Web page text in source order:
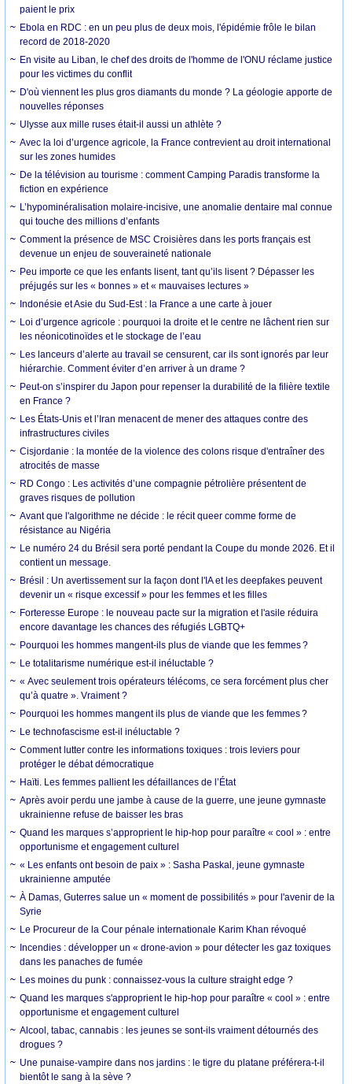
paient le prix
Ebola en RDC : en un peu plus de deux mois, l'épidémie frôle le bilan
record de 2018-2020
En visite au Liban, le chef des droits de l'homme de l'ONU réclame justice
pour les victimes du conflit
D'où viennent les plus gros diamants du monde ? La géologie apporte de
nouvelles réponses
Ulysse aux mille ruses était-il aussi un athlète ?
Avec la loi d’urgence agricole, la France contrevient au droit international
sur les zones humides
De la télévision au tourisme : comment Camping Paradis transforme la
fiction en expérience
L’hypominéralisation molaire-incisive, une anomalie dentaire mal connue
qui touche des millions d’enfants
Comment la présence de MSC Croisières dans les ports français est
devenue un enjeu de souveraineté nationale
Peu importe ce que les enfants lisent, tant qu’ils lisent ? Dépasser les
préjugés sur les « bonnes » et « mauvaises lectures »
Indonésie et Asie du Sud-Est : la France a une carte à jouer
Loi d’urgence agricole : pourquoi la droite et le centre ne lâchent rien sur
les néonicotinoïdes et le stockage de l’eau
Les lanceurs d’alerte au travail se censurent, car ils sont ignorés par leur
hiérarchie. Comment éviter d’en arriver à un drame ?
Peut-on s’inspirer du Japon pour repenser la durabilité de la filière textile
en France ?
Les États-Unis et l’Iran menacent de mener des attaques contre des
infrastructures civiles
Cisjordanie : la montée de la violence des colons risque d'entraîner des
atrocités de masse
RD Congo : Les activités d’une compagnie pétrolière présentent de
graves risques de pollution
Avant que l'algorithme ne décide : le récit queer comme forme de
résistance au Nigéria
Le numéro 24 du Brésil sera porté pendant la Coupe du monde 2026. Et il
contient un message.
Brésil : Un avertissement sur la façon dont l'IA et les deepfakes peuvent
devenir un « risque excessif » pour les femmes et les filles
Forteresse Europe : le nouveau pacte sur la migration et l'asile réduira
encore davantage les chances des réfugiés LGBTQ+
Pourquoi les hommes mangent-ils plus de viande que les femmes ?
Le totalitarisme numérique est-il inéluctable ?
« Avec seulement trois opérateurs télécoms, ce sera forcément plus cher
qu’à quatre ». Vraiment ?
Pourquoi les hommes mangent ils plus de viande que les femmes ?
Le technofascisme est-il inéluctable ?
Comment lutter contre les informations toxiques : trois leviers pour
protéger le débat démocratique
Haïti. Les femmes pallient les défaillances de l’État
Après avoir perdu une jambe à cause de la guerre, une jeune gymnaste
ukrainienne refuse de baisser les bras
Quand les marques s’approprient le hip-hop pour paraître « cool » : entre
opportunisme et engagement culturel
« Les enfants ont besoin de paix » : Sasha Paskal, jeune gymnaste
ukrainienne amputée
À Damas, Guterres salue un « moment de possibilités » pour l'avenir de la
Syrie
Le Procureur de la Cour pénale internationale Karim Khan révoqué
Incendies : développer un « drone-avion » pour détecter les gaz toxiques
dans les panaches de fumée
Les moines du punk : connaissez-vous la culture straight edge ?
Quand les marques s'approprient le hip-hop pour paraître « cool » : entre
opportunisme et engagement culturel
Alcool, tabac, cannabis : les jeunes se sont-ils vraiment détournés des
drogues ?
Une punaise-vampire dans nos jardins : le tigre du platane préférera-t-il
bientôt le sang à la sève ?